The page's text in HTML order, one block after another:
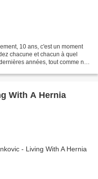
10 ans, c'est un moment
chacune et chacun à quel
années, tout comme nos
With A Hernia